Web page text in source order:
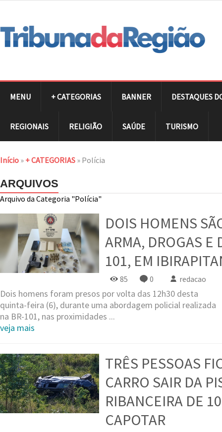
MENU + CATEGORIAS BANNER DESTAQUES
REGIONAIS RELIGIÃO SAÚDE TURISMO
Início » + CATEGORIAS » Polícia
ARQUIVOS
Arquivo da Categoria "Polícia"
DOIS HOMENS
ARMA, DROGAS E
101, EM
85 0 redacao
Dois homens foram presos por volta das 12h30 desta
quinta-feira (6), durante uma abordagem policial realizada
na BR-101, nas proximidades ...
veja mais
TRÊS PESSOAS
CARRO SAIR DA
RIBANCEIRA DE
CAPOTAR